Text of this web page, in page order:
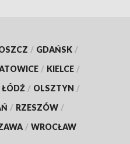
/ GDAŃSK /
/ KIELCE /
ŁÓDŹ / OLSZTYN /
/ RZESZÓW /
/ WROCŁAW